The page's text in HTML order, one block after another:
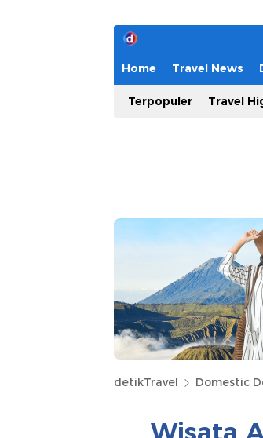
Home Travel News
Terpopuler Travel
detikTravel Domestic